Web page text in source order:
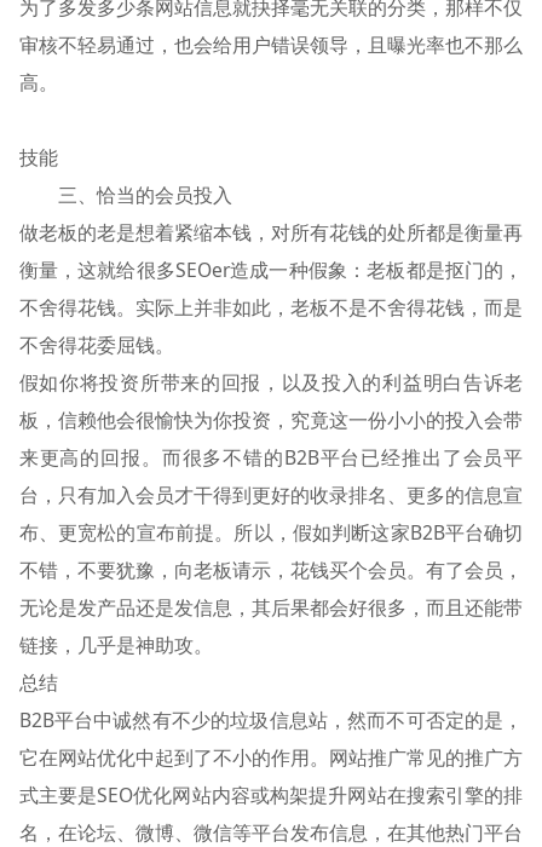
为了多发多少条网站信息就抉择毫无关联的分类，那样不仅
审核不轻易通过，也会给用户错误领导，且曝光率也不那么
高。
技能
三、恰当的会员投入
做老板的老是想着紧缩本钱，对所有花钱的处所都是衡量再
衡量，这就给很多SEOer造成一种假象：老板都是抠门的，
不舍得花钱。实际上并非如此，老板不是不舍得花钱，而是
不舍得花委屈钱。
假如你将投资所带来的回报，以及投入的利益明白告诉老
板，信赖他会很愉快为你投资，究竟这一份小小的投入会带
来更高的回报。而很多不错的B2B平台已经推出了会员平
台，只有加入会员才干得到更好的收录排名、更多的信息宣
布、更宽松的宣布前提。所以，假如判断这家B2B平台确切
不错，不要犹豫，向老板请示，花钱买个会员。有了会员，
无论是发产品还是发信息，其后果都会好很多，而且还能带
链接，几乎是神助攻。
总结
B2B平台中诚然有不少的垃圾信息站，然而不可否定的是，
它在网站优化中起到了不小的作用。网站推广常见的推广方
式主要是SEO优化网站内容或构架提升网站在搜索引擎的排
名，在论坛、微博、微信等平台发布信息，在其他热门平台